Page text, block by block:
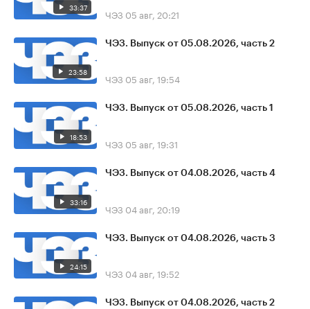
33:37 ЧЭЗ 05 авг, 20:21
23:58
ЧЭЗ. Выпуск от 05.08.2026, часть 2
ЧЭЗ 05 авг, 19:54
18:53
ЧЭЗ. Выпуск от 05.08.2026, часть 1
ЧЭЗ 05 авг, 19:31
33:16
ЧЭЗ. Выпуск от 04.08.2026, часть 4
ЧЭЗ 04 авг, 20:19
24:15
ЧЭЗ. Выпуск от 04.08.2026, часть 3
ЧЭЗ 04 авг, 19:52
ЧЭЗ. Выпуск от 04.08.2026, часть 2